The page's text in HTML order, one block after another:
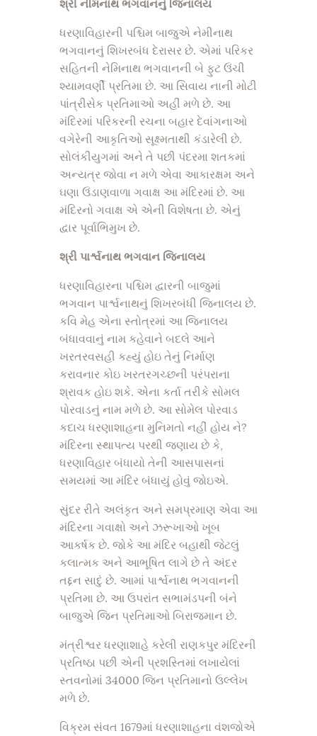
શ્રી નેમિનાથ ભગવાનનું જિનાલય
ધરણાવિહારની પશ્ચિમ બાજુએ નેમીનાથ
ભગવાનનું શિખરબંધ દેરાસર છે. એમાં પરિકર
સહિતની નેમિનાથ ભગવાનની બે ફુટ ઉંચી
શ્યામવર્ણી પ્રતિમા છે. આ સિવાય નાની મોટી
પાંત્રીસેક પ્રતિમાઓ અહીં મળે છે. આ
મંદિરમાં પરિકરની રચના બહાર દેવાંગનાઓ
વગેરેની આકૃતિઓ સૂક્ષ્મતાથી કંડારેલી છે.
સોલંકીયુગમાં અને તે પછી પંદરમા શતકમાં
અન્યત્ર જોવા ન મળે એવા આકારક્ષમ અને
ઘણા ઉંડાણવાળા ગવાક્ષ આ મંદિરમાં છે. આ
મંદિરનો ગવાક્ષ એ એની વિશેષતા છે. એનું
દ્વાર પૂર્વાભિમુખ છે.
શ્રી પાર્શ્વનાથ ભગવાન જિનાલય
ધરણાવિહારના પશ્ચિમ દ્વારની બાજુમાં
ભગવાન પાર્શ્વનાથનું શિખરબંધી જિનાલય છે.
કવિ મેહ એના સ્તોત્રમાં આ જિનાલય
બંધાવવાનું નામ કહેવાને બદલે આને
ખરતરવસહી કહ્યું હોઇ તેનું નિર્માણ
કરાવનાર કોઇ ખરતરગચ્છની પરંપરાના
શ્રાવક હોઇ શકે. એના કર્તા તરીકે સોમલ
પોરવાડનું નામ મળે છે. આ સોમેલ પોરવાડ
કદાચ ધરણાશાહના મુનિમતો નહીં હોય ને?
મંદિરના સ્થાપત્ય પરથી જણાય છે કે,
ધરણાવિહાર બંધાયો તેની આસપાસનાં
સમયમાં આ મંદિર બંધાયું હોવું જોઇએ.
સુંદર રીતે અલંકૃત અને સમપ્રમાણ એવા આ
મંદિરના ગવાક્ષો અને ઝરૂખાઓ ખૂબ
આકર્ષક છે. જોકે આ મંદિર બહાથી જેટલું
કલાત્મક અને આભૂષિત લાગે છે તે અંદર
તદ્દન સાદું છે. આમાં પાર્શ્વનાથ ભગવાનની
પ્રતિમા છે. આ ઉપરાંત સભામંડપની બંને
બાજુએ જિન પ્રતિમાઓ બિરાજમાન છે.
મંત્રીશ્વર ધરણાશાહે કરેલી રાણકપુર મંદિરની
પ્રતિષ્ઠા પછી એની પ્રશસ્તિમાં લખાયેલાં
સ્તવનોમાં 34000 જિન પ્રતિમાનો ઉલ્લેખ
મળે છે.
વિક્રમ સંવત 1679માં ધરણાશાહના વંશજોએ